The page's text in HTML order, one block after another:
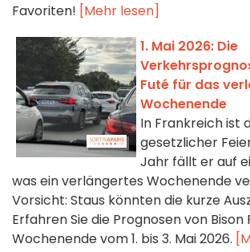
Favoriten! [Mehr lesen]
1. Mai 2026: Die
Futé für das
Wochenende
In Frankreich ist
gesetzlicher
Jahr fällt er auf
was ein verlängertes Wochenende
Vorsicht: Staus könnten die kurze
Erfahren Sie die Prognosen von Bison
Wochenende vom 1. bis 3. Mai 2026.